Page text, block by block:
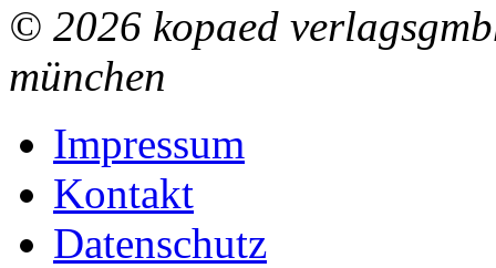
© 2026 kopaed
münchen
Impressum
Kontakt
Datenschutz